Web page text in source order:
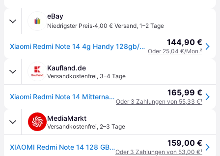
eBay
Niedrigster Preis·4,00 € Versand, 1–2 Tage
Xiaomi Redmi Note 14 4g Handy 128gb/8gb 6,67 Schwarz/midnight Black Neu&ovp ✅ 144,90 €
Oder 25,04 €/Mon.²
Kaufland.de
Versandkostenfrei, 3–4 Tage
Xiaomi Redmi Note 14 Mitternachtsschwarz 6 Gigabyte 128 Gigabyte 165,99 €
Oder 3 Zahlungen von 55,33 €¹
MediaMarkt
Versandkostenfrei, 2–3 Tage
XIAOMI Redmi Note 14 128 GB Midnight Black Dual SIM 159,00 €
Oder 3 Zahlungen von 53,00 €¹